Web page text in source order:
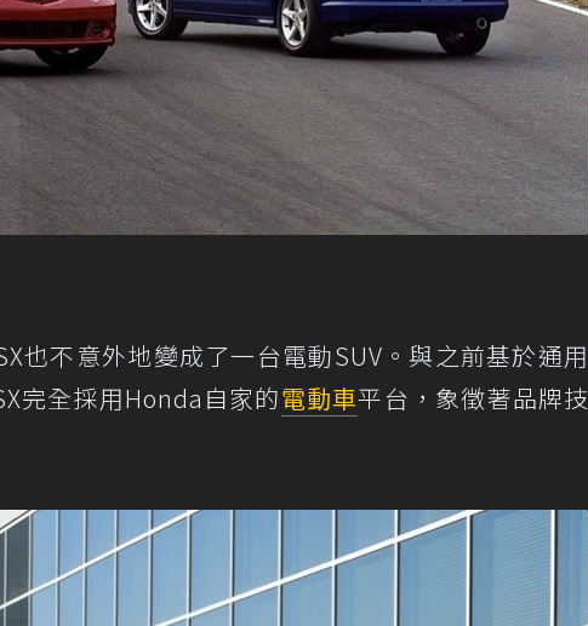
也不意外地變成了一台電動SUV。與之前基於通用
完全採用Honda自家的電動車平台，象徵著品牌技